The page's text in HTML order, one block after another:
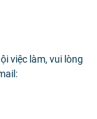
việc làm, vui lòng